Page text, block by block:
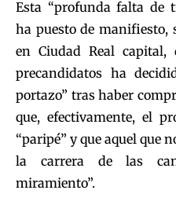
Esta “profunda falta de
ha puesto de manifiesto,
en Ciudad Real
precandidatos ha
portazo” tras haber
que, efectivamente, el
“paripé” y que aquel que
la carrera de las
miramiento”.